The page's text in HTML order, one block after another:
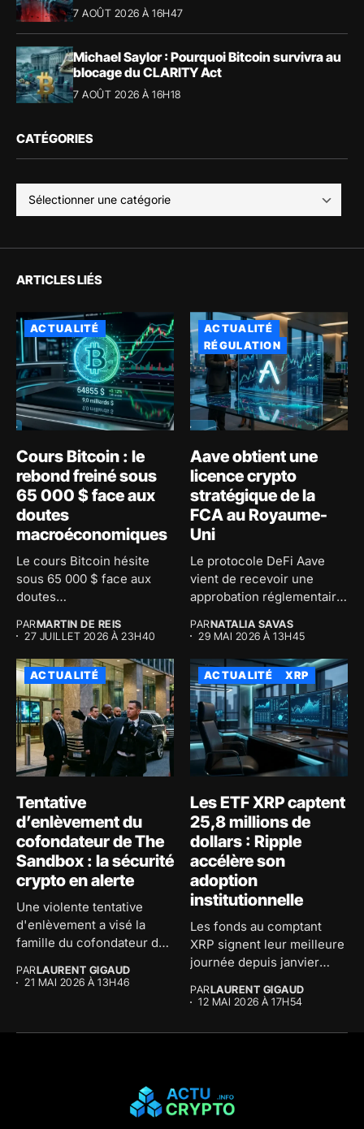
7 AOÛT 2026 À 16H47
Michael Saylor : Pourquoi Bitcoin survivra au
blocage du CLARITY Act
7 AOÛT 2026 À 16H18
CATÉGORIES
ARTICLES LIÉS
ACTUALITÉ
Cours Bitcoin : le
rebond freiné sous
65 000 $ face aux
doutes
macroéconomiques
Le cours Bitcoin hésite
sous 65 000 $ face aux
doutes
PARMARTIN DE REIS
27 JUILLET 2026 À 23H40
ACTUALITÉ
RÉGULATION
Aave obtient une
licence crypto
stratégique de la
FCA au Royaume-
Uni
Le protocole DeFi Aave
vient de recevoir une
approbation réglementaire
PARNATALIA SAVAS
29 MAI 2026 À 13H45
ACTUALITÉ
Tentative
d’enlèvement du
cofondateur de The
Sandbox : la sécurité
crypto en alerte
Une violente tentative
d'enlèvement a visé la
famille du cofondateur de
PARLAURENT GIGAUD
21 MAI 2026 À 13H46
ACTUALITÉ XRP
Les ETF XRP captent
25,8 millions de
dollars : Ripple
accélère son
adoption
institutionnelle
Les fonds au comptant
XRP signent leur meilleure
journée depuis janvier
PARLAURENT GIGAUD
12 MAI 2026 À 17H54